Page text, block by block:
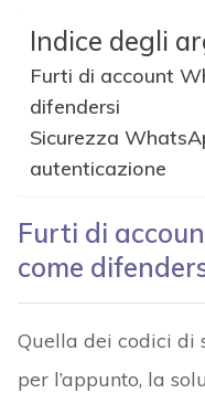
Indice degli
Furti di account
difendersi
Sicurezza
autenticazione
Furti di
come
Quella dei codici di
per l’appunto, la